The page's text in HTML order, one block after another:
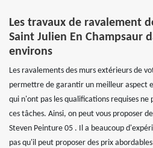
Les travaux de ravalement
Saint Julien En Champsaur
environs
Les ravalements des murs extérieurs de
permettre de garantir un meilleur aspect
qui n'ont pas les qualifications requises
ces tâches. Ainsi, on peut vous proposer
Steven Peinture 05 . Il a beaucoup
pas qu'il peut proposer des prix